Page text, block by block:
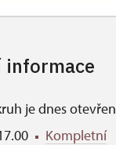
informace
je dnes otevřen
Kompletní